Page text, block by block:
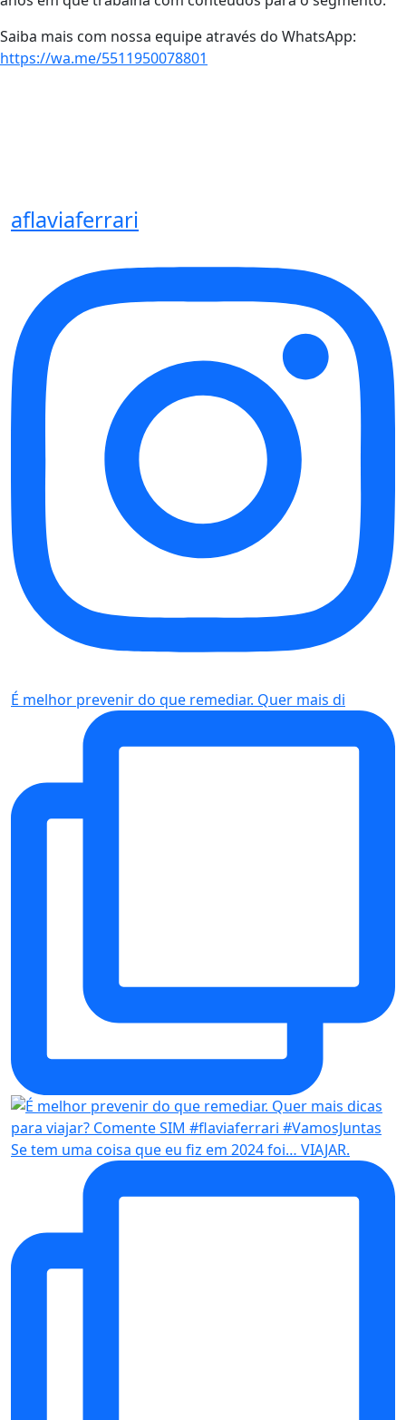
Saiba mais com nossa equipe através do WhatsApp:
https://wa.me/5511950078801
aflaviaferrari
É melhor prevenir do que remediar. Quer mais di
Se tem uma coisa que eu fiz em 2024 foi… VIAJAR.